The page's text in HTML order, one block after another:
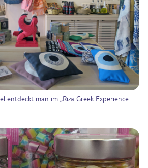
entdeckt man im „Riza Greek Experience